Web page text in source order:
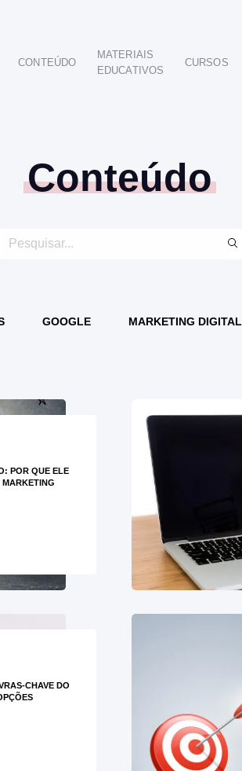
INTELIGENCE
CONTEÚDO
MATERIAIS
EDUCATIVOS
CURSOS
Conteúdo
GOOGLE MARKETING DIGITAL
POR QUE ELE
MARKETING
CHAVE DO